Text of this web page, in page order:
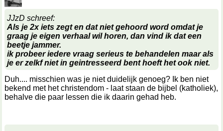
JJzD schreef:
Als je 2x iets zegt en dat niet gehoord word omdat je
graag je eigen verhaal wil horen, dan vind ik dat een
beetje jammer.
ik probeer iedere vraag serieus te behandelen maar als
je er zelkf niet in geintresseerd bent hoeft het ook niet.
Duh.... misschien was je niet duidelijk genoeg? Ik ben niet
bekend met het christendom - laat staan de bijbel (katholiek),
behalve die paar lessen die ik daarin gehad heb.